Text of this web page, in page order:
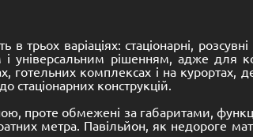
трьох варіаціях: стаціонарні, розсувні
і універсальним рішенням, адже для
комплексах і на курортах,
стаціонарних конструкцій.
проте обмежені за габаритами,
метра. Павільйон, як недороге